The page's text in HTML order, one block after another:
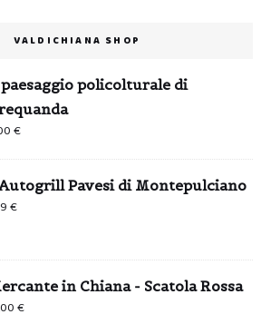
VALDICHIANA SHOP
policolturale di
€
Pavesi di Montepulciano
€
in Chiana - Scatola Rossa
€